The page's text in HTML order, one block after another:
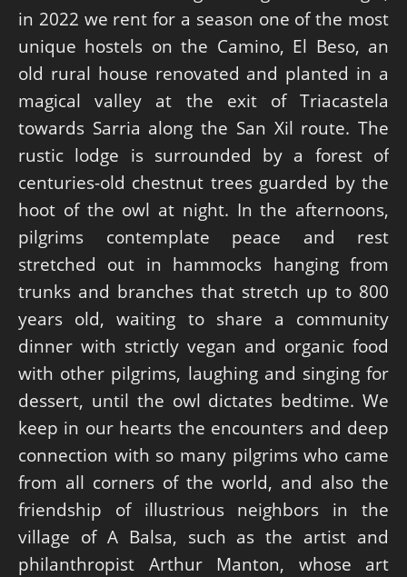
in 2022 we rent for a season one of the most
unique hostels on the Camino, El Beso, an
old rural house renovated and planted in a
magical valley at the exit of Triacastela
towards Sarria along the San Xil route. The
rustic lodge is surrounded by a forest of
centuries-old chestnut trees guarded by the
hoot of the owl at night. In the afternoons,
pilgrims contemplate peace and rest
stretched out in hammocks hanging from
trunks and branches that stretch up to 800
years old, waiting to share a community
dinner with strictly vegan and organic food
with other pilgrims, laughing and singing for
dessert, until the owl dictates bedtime. We
keep in our hearts the encounters and deep
connection with so many pilgrims who came
from all corners of the world, and also the
friendship of illustrious neighbors in the
village of A Balsa, such as the artist and
philanthropist Arthur Manton, whose art